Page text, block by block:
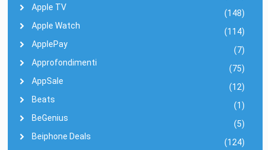
Apple TV
(148)
Apple Watch
(114)
ApplePay
(7)
Approfondimenti
(75)
AppSale
(12)
Beats
(1)
BeGenius
(5)
Beiphone Deals
(124)